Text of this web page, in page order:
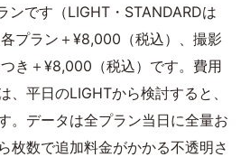
ンです（LIGHT・STANDARDは
プラン＋¥8,000（税込）、撮影
き＋¥8,000（税込）です。費用
、平日のLIGHTから検討すると、
。データは全プラン当日に全量お
枚数で追加料金がかかる不透明さ